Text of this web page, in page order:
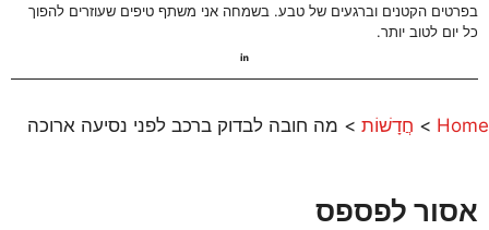
בפרטים הקטנים וברגעים של טבע. בשמחה אני משתף טיפים שעוזרים להפוך
כל יום לטוב יותר.
Home
> חֲדָשׁוֹת > מה חובה לבדוק ברכב לפני נסיעה ארוכה
אסור לפספס